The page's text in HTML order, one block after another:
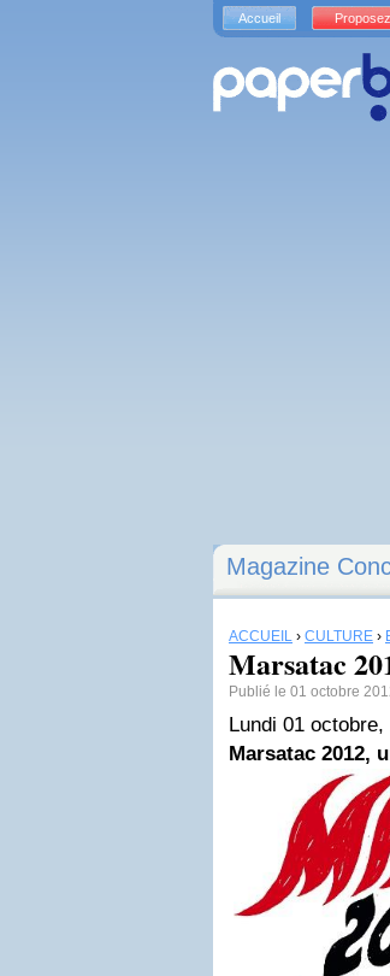
Magazine
ACCUEIL › CULTURE ›
Marsatac
Publié le 01 octobre
Lundi 01 octobre,
Marsatac 2012,
Accueil